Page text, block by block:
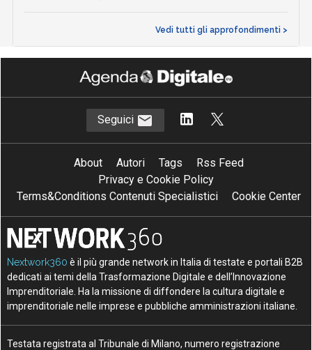
Vedi tutti gli approfondimenti >
Seguici
About Autori Tags
Rss Feed
Privacy e Cookie Policy
Terms&Conditions Contenuti Specialistici
Cookie Center
Nextwork360 è il più grande network in Italia di testate e portali B2B
dedicati ai temi della Trasformazione Digitale e dell’Innovazione
Imprenditoriale. Ha la missione di diffondere la cultura digitale e
imprenditoriale nelle imprese e pubbliche amministrazioni italiane.
Testata registrata al Tribunale di Milano, numero registrazione